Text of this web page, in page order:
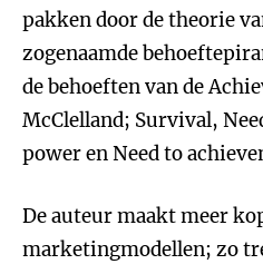
pakken door de theorie
zogenaamde
de behoeften van de
McClelland; Survival,
power en Need to
De auteur maakt meer
marketingmodellen; zo